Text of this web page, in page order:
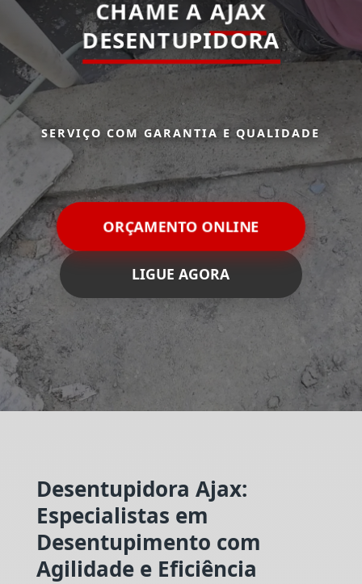
CHAME A AJAX
DESENTUPIDORA
SERVIÇO COM GARANTIA E QUALIDADE
ORÇAMENTO ONLINE
LIGUE AGORA
Desentupidora Ajax:
Especialistas em
Desentupimento com
Agilidade e Eficiência